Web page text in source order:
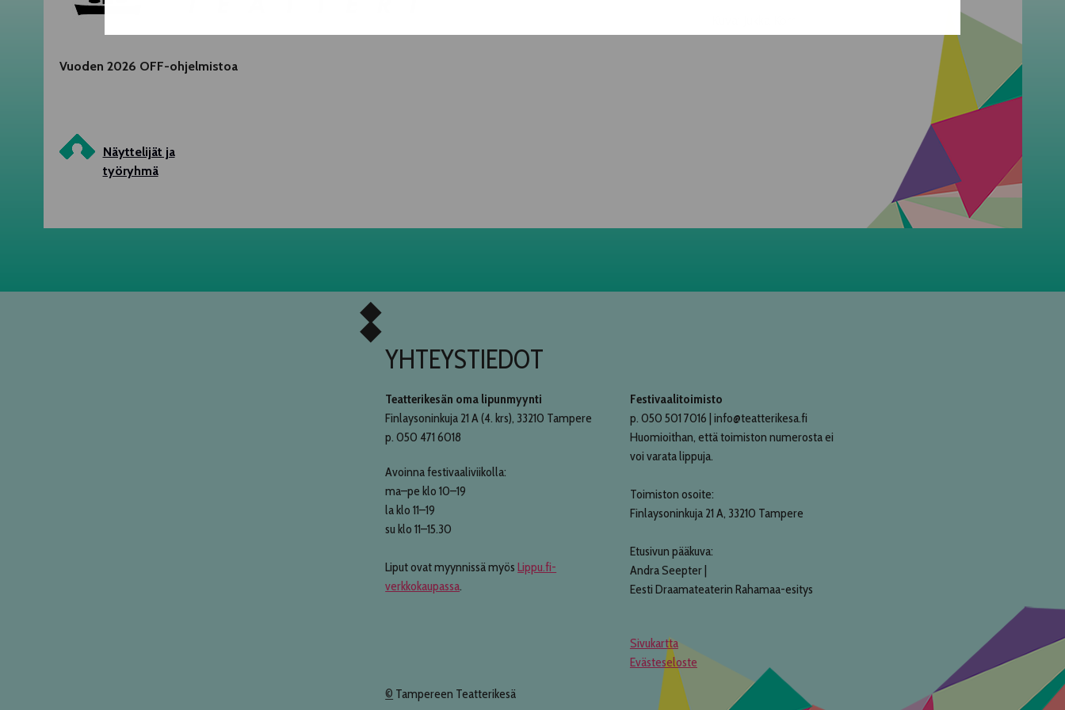
Vuoden 2026 OFF-ohjelmistoa
Näyttelijät ja
työryhmä
YHTEYSTIEDOT
Teatterikesän oma lipunmyynti
Finlaysoninkuja 21 A (4. krs), 33210 Tampere
p. 050 471 6018
Avoinna festivaaliviikolla:
ma–pe klo 10–19
la klo 11–19
su klo 11–15.30
Liput ovat myynnissä myösLippu.fi-
verkkokaupassa.
Festivaalitoimisto
p. 050 501 7016 | info@teatterikesa.fi
Huomioithan, että toimiston numerosta ei
voi varata lippuja.
Toimiston osoite:
Finlaysoninkuja 21 A, 33210 Tampere
Etusivun pääkuva:
Andra Seepter |
Eesti Draamateaterin Rahamaa-esitys
Sivukartta
Evästeseloste
© Tampereen Teatterikesä